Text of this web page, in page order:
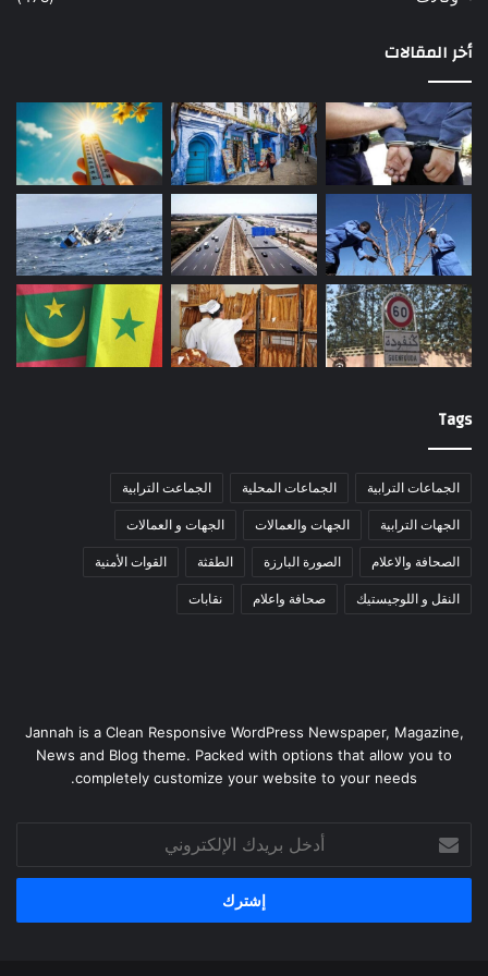
أخر المقالات
Tags
الجماعات الترابية الجماعات المحلية الجماعت الترابية
الجهات الترابية الجهات والعمالات الجهات و العمالات
الصحافة والاعلام الصورة البارزة الطقثة القوات الأمنية
النقل و اللوجيستيك صحافة واعلام نقابات
Jannah is a Clean Responsive WordPress Newspaper, Magazine,
News and Blog theme. Packed with options that allow you to
completely customize your website to your needs.
بريدك
الإلكتروني